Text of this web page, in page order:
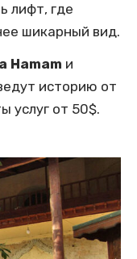
лифт, где
шикарный вид.
Hamam и
историю от
услуг от 50$.